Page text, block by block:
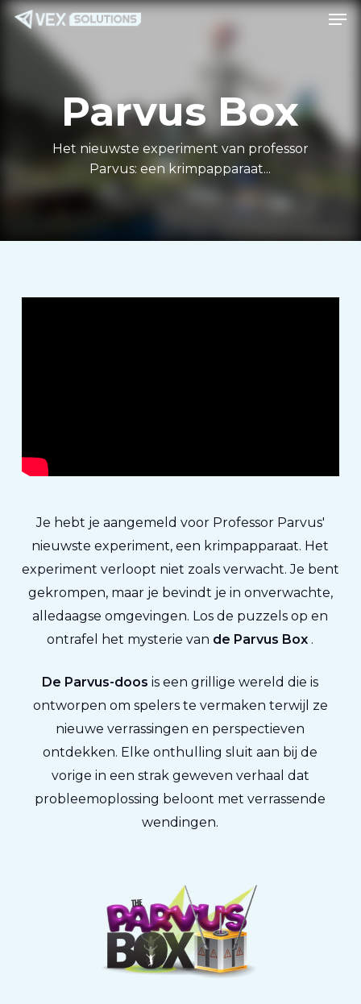
naar
hoofdinhoud
Parvus Box
Het nieuwste experiment van professor
Parvus: een krimpapparaat...
Je hebt je aangemeld voor Professor Parvus'
nieuwste experiment, een krimpapparaat. Het
experiment verloopt niet zoals verwacht. Je bent
gekrompen, maar je bevindt je in onverwachte,
alledaagse omgevingen. Los de puzzels op en
ontrafel het mysterie van de Parvus Box .
De Parvus-doos is een grillige wereld die is
ontworpen om spelers te vermaken terwijl ze
nieuwe verrassingen en perspectieven
ontdekken. Elke onthulling sluit aan bij de
vorige in een strak geweven verhaal dat
probleemoplossing beloont met verrassende
wendingen.
Menu